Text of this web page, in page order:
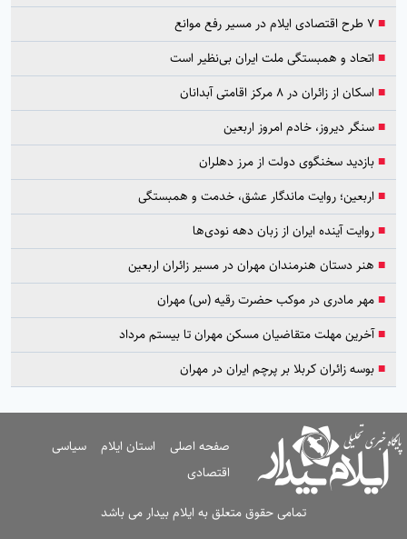
■۷ طرح اقتصادی ایلام در مسیر رفع موانع
■ اتحاد و همبستگی ملت ایران بی‌نظیر است
■ اسکان از زائران در ۸ مرکز اقامتی آبدانان
■سنگر دیروز، خادم امروز اربعین
■بازدید سخنگوی دولت از مرز دهلران
■ اربعین؛ روایت ماندگار عشق، خدمت و همبستگی
■روایت آینده ایران از زبان دهه نودی‌ها
■ هنر دستان هنرمندان مهران در مسیر زائران اربعین
■مهر مادری در موکب حضرت رقیه (س) مهران
■آخرین مهلت متقاضیان مسکن مهران تا بیستم مرداد
■بوسه زائران کربلا بر پرچم ایران در مهران
صفحه اصلی استان ایلام
سیاسی
اقتصادی
تمامی حقوق متعلق به ایلام بیدار می باشد